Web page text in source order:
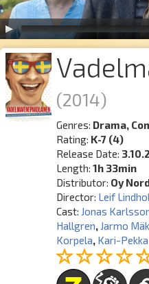
(2014)
Genres: Drama,
Rating: K-7 (4)
Release Date:
Length:1h 33min
Distributor: Oy
Director: Leif
Cast: Jonas
Hallgren, Jarmo
Korpela, Kari-